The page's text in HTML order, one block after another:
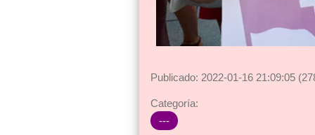
Publicado: 2022-01-16 21:09:05
Categoría:
---